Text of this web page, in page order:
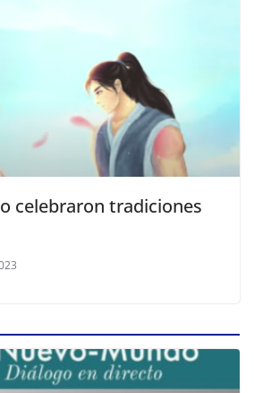
celebraron tradiciones